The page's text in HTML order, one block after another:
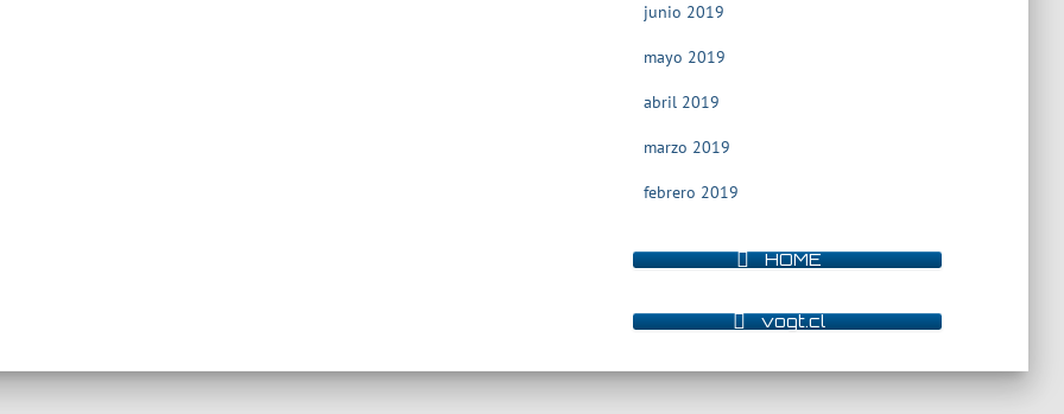
junio 2019
mayo 2019
abril 2019
marzo 2019
febrero 2019
HOME
vogt.cl